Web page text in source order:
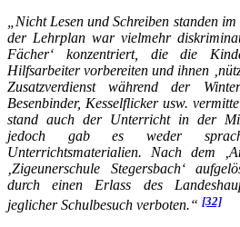
„Nicht Lesen und Schreiben standen
der Lehrplan war vielmehr
Fächer‘ konzentriert, die die
Hilfsarbeiter vorbereiten und ihnen
Zusatzverdienst während der
Besenbinder, Kesselflicker usw.
stand auch der Unterricht in der
jedoch gab es weder
Unterrichtsmaterialien. Nach dem
‚Zigeunerschule Stegersbach‘
durch einen Erlass des
jeglicher Schulbesuch verboten.“ [32]